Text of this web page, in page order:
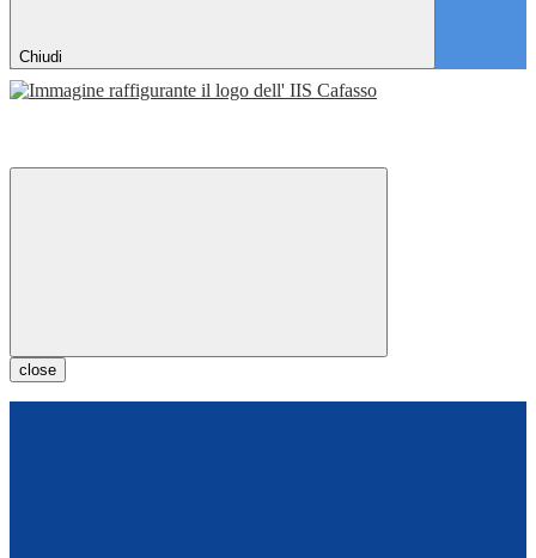
Chiudi
close